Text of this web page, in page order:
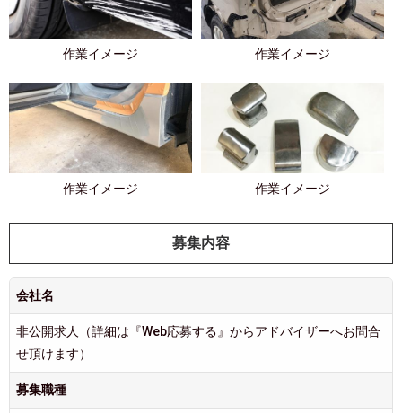
作業イメージ 作業イメージ
作業イメージ 作業イメージ
募集内容
会社名
非公開求人（詳細は『Web応募する』からアドバイザーへお問合
せ頂けます）
募集職種